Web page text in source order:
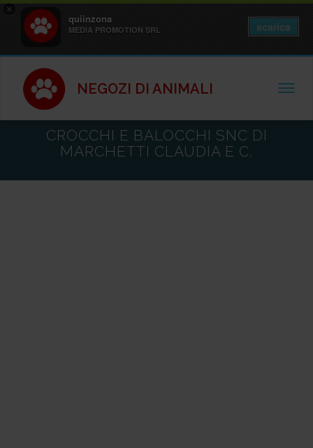
×
quiinzona
MEDIA PROMOTION SRL scarica
NEGOZI DI ANIMALI
CROCCHI E BALOCCHI SNC DI
MARCHETTI CLAUDIA E C.